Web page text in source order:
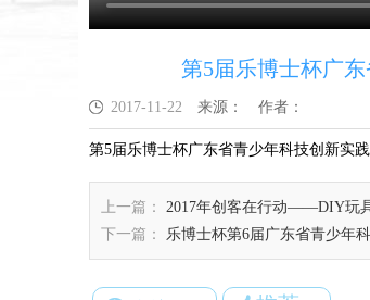
第5届乐博士杯广
2017-11-22 来源： 作者：
第5届乐博士杯广东省青少年科技创新实
上一篇：
2017年创客在行动——DIY玩
下一篇：
乐博士杯第6届广东省青少年